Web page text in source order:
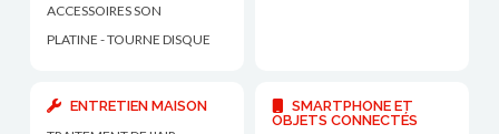
ACCESSOIRES SON
PLATINE - TOURNE DISQUE
ENTRETIEN MAISON
SMARTPHONE ET
OBJETS CONNECTÉS